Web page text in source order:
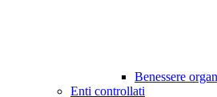
Benessere
Enti controllati